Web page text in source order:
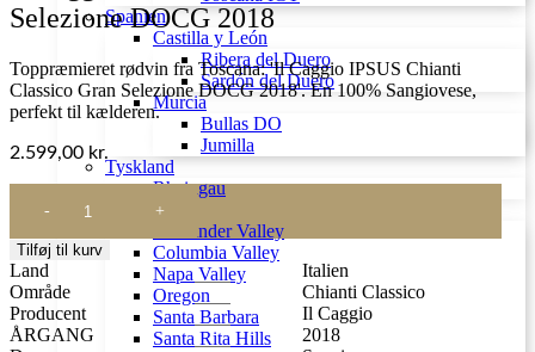
Spanien
Castilla y León
Ribera del Duero
Sardón del Duero
Murcia
Bullas DO
Jumilla
Tyskland
Rheingau
Alexander Valley
Columbia Valley
Napa Valley
Oregon
Santa Barbara
Santa Rita Hills
Selezione DOCG 2018
Toppræmieret rødvin fra Toscana: 'Il Caggio IPSUS Chianti
Classico Gran Selezione DOCG 2018'. En 100% Sangiovese,
perfekt til kælderen.
2.599,00 kr.
Caggio
IPSUS
Chianti
Classico
Gran
Selezione
DOCG
Tilføj til kurv
Land
Italien
Område
Chianti Classico
Producent
Il Caggio
ÅRGANG
2018